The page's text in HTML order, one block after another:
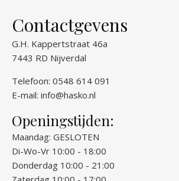
Contactgevens
G.H. Kappertstraat 46a
7443 RD Nijverdal
Telefoon: 0548 614 091
E-mail: info@hasko.nl
Openingstijden:
Maandag: GESLOTEN
Di-Wo-Vr 10:00 - 18:00
Donderdag 10:00 - 21:00